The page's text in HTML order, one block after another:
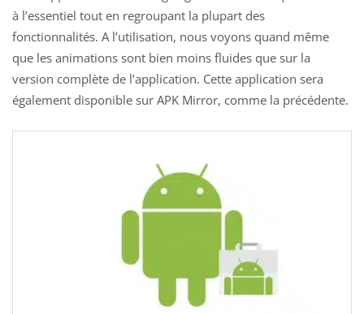
à l’essentiel tout en regroupant la plupart des
fonctionnalités. A l’utilisation, nous voyons quand même
que les animations sont bien moins fluides que sur la
version complète de l’application. Cette application sera
également disponible sur APK Mirror, comme la précédente.